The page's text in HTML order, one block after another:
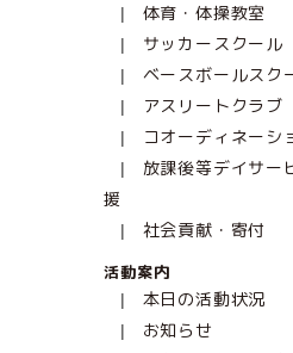
体育・体操教室
サッカースクール
ベースボールスク
アスリートクラブ
コオーディネーシ
放課後等デイサー
援
社会貢献・寄付
活動案内
本日の活動状況
お知らせ